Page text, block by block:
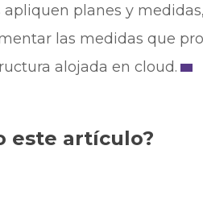
planes y
las medidas que
alojada en cloud.
este artículo?